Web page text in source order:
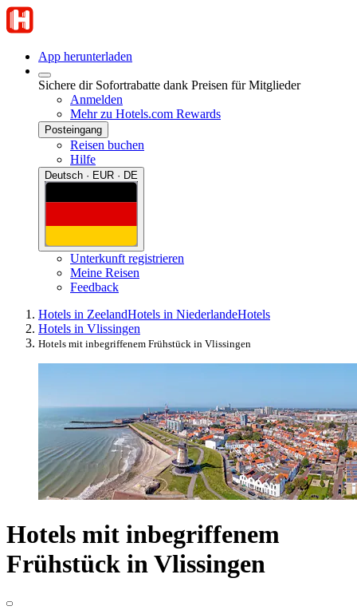
App herunterladen
Sichere dir Sofortrabatte dank Preisen für Mitglieder
Anmelden
Mehr zu Hotels.com Rewards
Posteingang
Reisen buchen
Hilfe
Deutsch · EUR · DE
Unterkunft registrieren
Meine Reisen
Feedback
Hotels in ZeelandHotels in NiederlandeHotels
Hotels in Vlissingen
Hotels mit inbegriffenem Frühstück in Vlissingen
Hotels mit inbegriffenem
Frühstück in Vlissingen